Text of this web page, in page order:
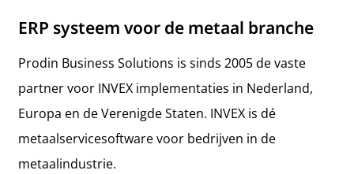
ERP systeem voor de metaal branche
Prodin Business Solutions is sinds 2005 de vaste
partner voor INVEX implementaties in Nederland,
Europa en de Verenigde Staten. INVEX is dé
metaalservice­software voor bedrijven in de
metaalindustrie.